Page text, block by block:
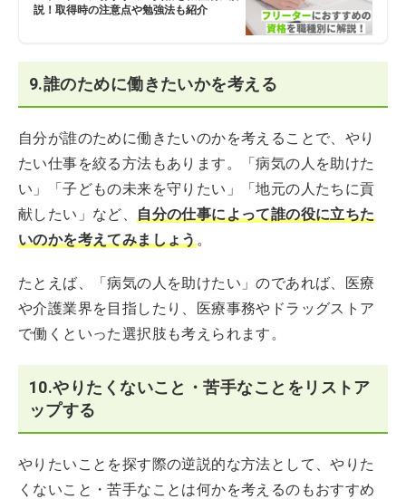
説！取得時の注意点や勉強法も紹介
9.誰のために働きたいかを考える
自分が誰のために働きたいのかを考えることで、やり
たい仕事を絞る方法もあります。「病気の人を助けた
い」「子どもの未来を守りたい」「地元の人たちに貢
献したい」など、 自分の仕事によって誰の役に立ちた
いのかを考えてみましょう 。
たとえば、「病気の人を助けたい」のであれば、医療
や介護業界を目指したり、医療事務やドラッグストア
で働くといった選択肢も考えられます。
10.やりたくないこと・苦手なことをリストア
ップする
やりたいことを探す際の逆説的な方法として、やりた
くないこと・苦手なことは何かを考えるのもおすすめ